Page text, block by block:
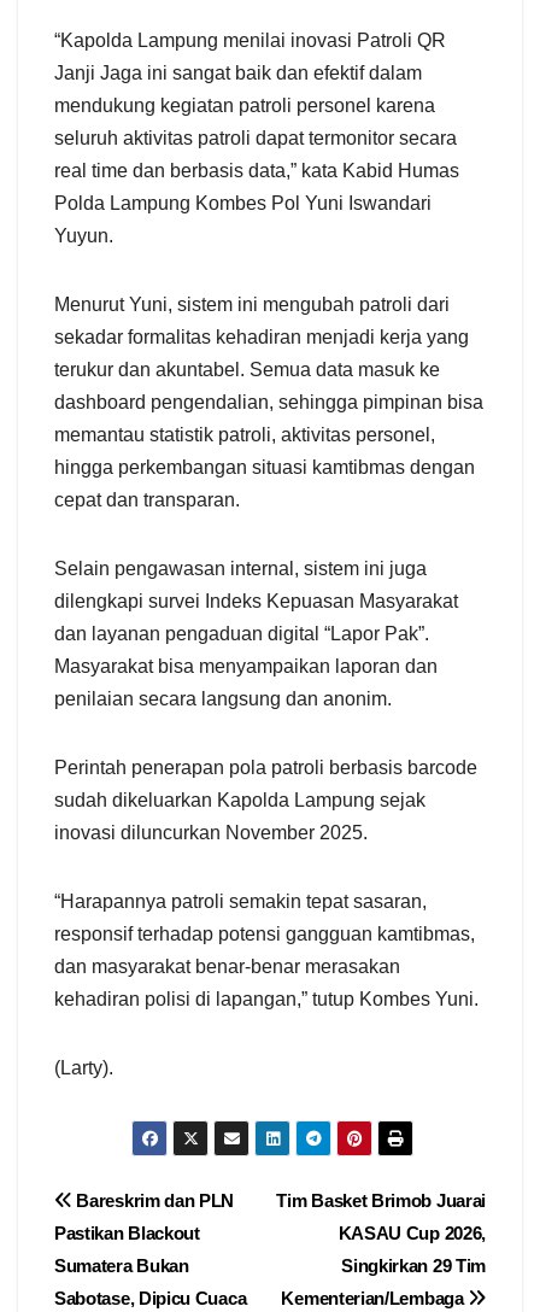
“Kapolda Lampung menilai inovasi Patroli QR
Janji Jaga ini sangat baik dan efektif dalam
mendukung kegiatan patroli personel karena
seluruh aktivitas patroli dapat termonitor secara
real time dan berbasis data,” kata Kabid Humas
Polda Lampung Kombes Pol Yuni Iswandari
Yuyun.
Menurut Yuni, sistem ini mengubah patroli dari
sekadar formalitas kehadiran menjadi kerja yang
terukur dan akuntabel. Semua data masuk ke
dashboard pengendalian, sehingga pimpinan bisa
memantau statistik patroli, aktivitas personel,
hingga perkembangan situasi kamtibmas dengan
cepat dan transparan.
Selain pengawasan internal, sistem ini juga
dilengkapi survei Indeks Kepuasan Masyarakat
dan layanan pengaduan digital “Lapor Pak”.
Masyarakat bisa menyampaikan laporan dan
penilaian secara langsung dan anonim.
Perintah penerapan pola patroli berbasis barcode
sudah dikeluarkan Kapolda Lampung sejak
inovasi diluncurkan November 2025.
“Harapannya patroli semakin tepat sasaran,
responsif terhadap potensi gangguan kamtibmas,
dan masyarakat benar-benar merasakan
kehadiran polisi di lapangan,” tutup Kombes Yuni.
(Larty).
Navigasi
pos
Tim Basket Brimob Juarai
KASAU Cup 2026,
Singkirkan 29 Tim
Kementerian/Lembaga
Bareskrim dan PLN
Pastikan Blackout
Sumatera Bukan
Sabotase, Dipicu Cuaca